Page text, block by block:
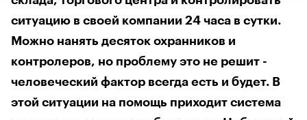
ситуацию в своей компании 24 часа в сутки.
Можно нанять десяток охранников и
контролеров, но проблему это не решит -
человеческий фактор всегда есть и будет. В
этой ситуации на помощь приходит система